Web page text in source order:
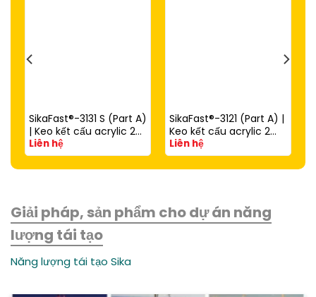
SikaFast®-3131 S (Part A)
| Keo kết cấu acrylic 2
thành phần đóng rắn
nhanh dùng với
SikaFast®-3081 N (Part
Liên hệ
SikaFast®-3121 (Part A) |
Keo kết cấu acrylic 2
thành phần đóng rắn
nhanh (dùng với
SikaFast®-3081 N Part B)
Liên hệ
Giải pháp, sản phẩm cho dự án năng
lượng tái tạo
Năng lượng tái tạo Sika